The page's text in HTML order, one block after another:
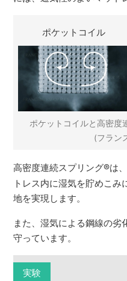
ポケットコイル
ポケットコイルと高密度
(フラン
高密度連続スプリング®は
トレス内に湿気を貯めこ
地を実現します。
また、湿気による鋼線の劣
守っています。
実験